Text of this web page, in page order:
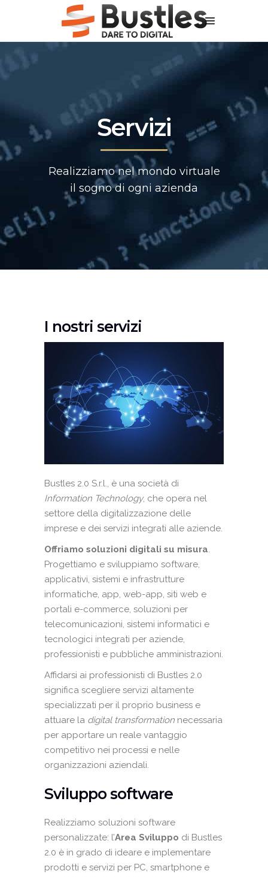
Servizi
Realizziamo nel mondo virtuale
il sogno di ogni azienda
I nostri servizi
Bustles 2.0 S.r.l., è una società di
Information Technology, che opera nel
settore della digitalizzazione delle
imprese e dei servizi integrati alle aziende.
Offriamo soluzioni digitali su misura.
Progettiamo e sviluppiamo software,
applicativi, sistemi e infrastrutture
informatiche, app, web-app, siti web e
portali e-commerce, soluzioni per
telecomunicazioni, sistemi informatici e
tecnologici integrati per aziende,
professionisti e pubbliche amministrazioni.
Affidarsi ai professionisti di Bustles 2.0
significa scegliere servizi altamente
specializzati per il proprio business e
attuare la digital transformation necessaria
per apportare un reale vantaggio
competitivo nei processi e nelle
organizzazioni aziendali.
Sviluppo software
Realizziamo soluzioni software
personalizzate: l’Area Sviluppo di Bustles
2.0 è in grado di ideare e implementare
prodotti e servizi per PC, smartphone e